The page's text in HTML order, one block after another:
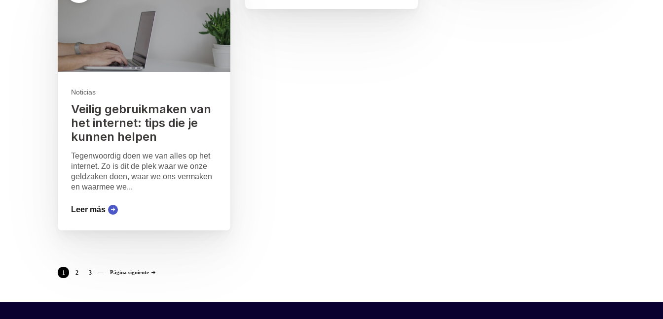
Noticias
Veilig gebruikmaken van
het internet: tips die je
kunnen helpen
Tegenwoordig doen we van alles op het
internet. Zo is dit de plek waar we onze
geldzaken doen, waar we ons vermaken
en waarmee we...
Leer más
1 2 3 Página siguiente